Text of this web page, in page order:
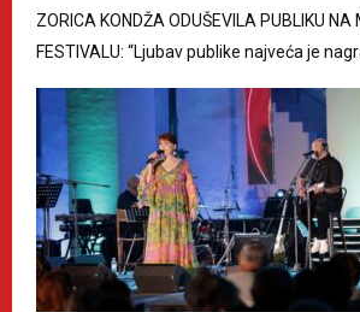
ZORICA KONDŽA ODUŠEVILA PUBLIKU NA
FESTIVALU: “Ljubav publike najveća je